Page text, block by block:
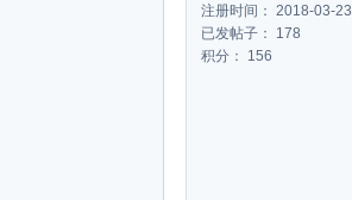
注册时间： 2018-03-23
已发帖子： 178
积分： 156